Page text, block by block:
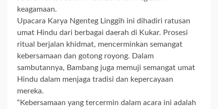
keagamaan.
Upacara Karya Ngenteg Linggih ini dihadiri ratusan
umat Hindu dari berbagai daerah di Kukar. Prosesi
ritual berjalan khidmat, mencerminkan semangat
kebersamaan dan gotong royong. Dalam
sambutannya, Bambang juga memuji semangat umat
Hindu dalam menjaga tradisi dan kepercayaan
mereka.
“Kebersamaan yang tercermin dalam acara ini adalah